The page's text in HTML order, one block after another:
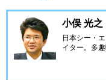
小俣 光之
日本シー・
イター。多